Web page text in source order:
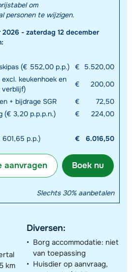
om
personen te wijzigen.
- zaterdag 12 december
(€ 552,00 p.p.) €
5.520,00
keukenhoek en
€
200,00
+ bijdrage SGR €
72,50
(€ 3,20 p.p.p.n.) € 224,00
601,65 p.p.) € 6.016,50
Boek nu
aanvragen
Slechts 30% aanbetalen
km
Diversen:
Borg accommodatie: niet
van toepassing
Huisdier op aanvraag,